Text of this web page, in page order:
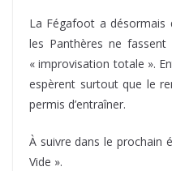
La Fégafoot a désormais
les Panthères ne
« improvisation totale ».
espèrent surtout que le
permis d’entraîner.
À suivre dans le prochain
Vide ».